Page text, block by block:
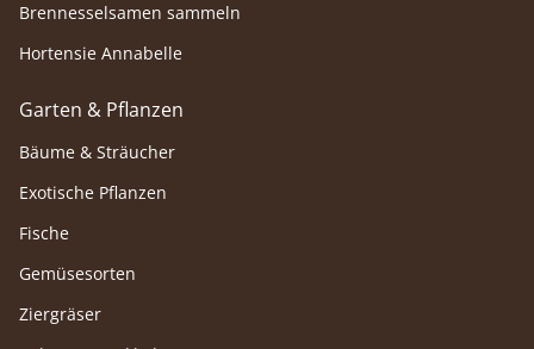
Brennesselsamen sammeln
Hortensie Annabelle
Garten & Pflanzen
Bäume & Sträucher
Exotische Pflanzen
Fische
Gemüsesorten
Ziergräser